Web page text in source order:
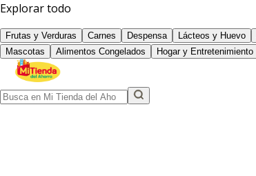
Explorar todo
Frutas y Verduras Carnes Despensa Lácteos y Huevo
Mascotas
Alimentos Congelados Hogar y Entretenimiento